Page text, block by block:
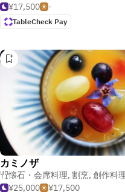
¥17,500
-
TableCheck Pay
カミノザ
懐石・会席料理, 割烹, 創作料
¥25,000
¥17,500